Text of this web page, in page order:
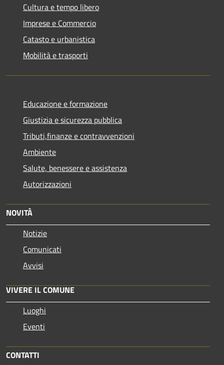
Cultura e tempo libero
Imprese e Commercio
Catasto e urbanistica
Mobilità e trasporti
Educazione e formazione
Giustizia e sicurezza pubblica
Tributi,finanze e contravvenzioni
Ambiente
Salute, benessere e assistenza
Autorizzazioni
NOVITÀ
Notizie
Comunicati
Avvisi
VIVERE IL COMUNE
Luoghi
Eventi
CONTATTI